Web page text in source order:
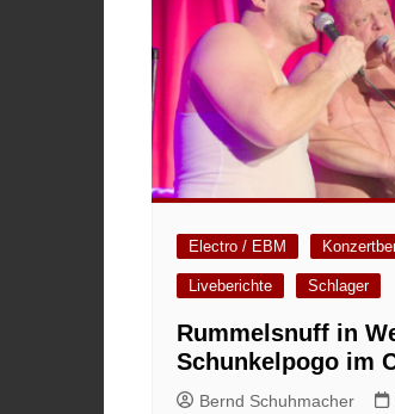
Electro / EBM
Liveberichte Schlager
Rummelsnuff in
Schunkelpogo im
Bernd Schuhmacher